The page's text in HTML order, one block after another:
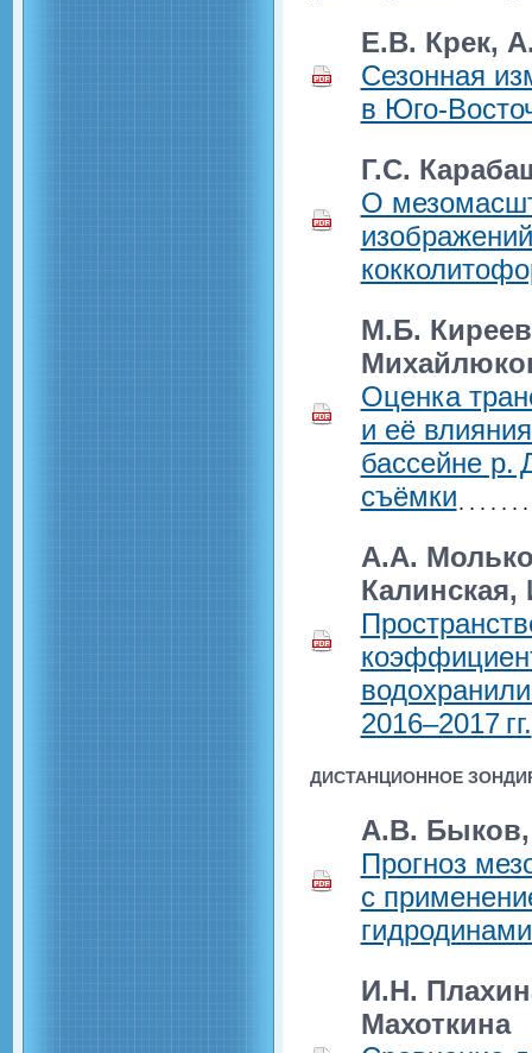
Е.В. Крек,
Сезонная
в Юго-
Г.С.
О
М.Б.
Оценка
и её
бассейне р.
съёмки
А.А.
Калинская,
2016–2017 гг.
ДИСТАНЦИОННОЕ
А.В.
Прогноз
с
И.Н.
Махоткина